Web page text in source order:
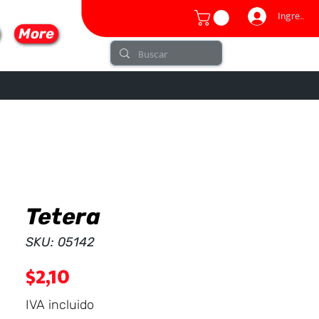
More
Ingresar
Tetera
SKU: 05142
$2,10
IVA incluido